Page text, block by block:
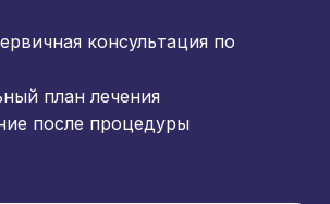
консультация по
план лечения
после процедуры